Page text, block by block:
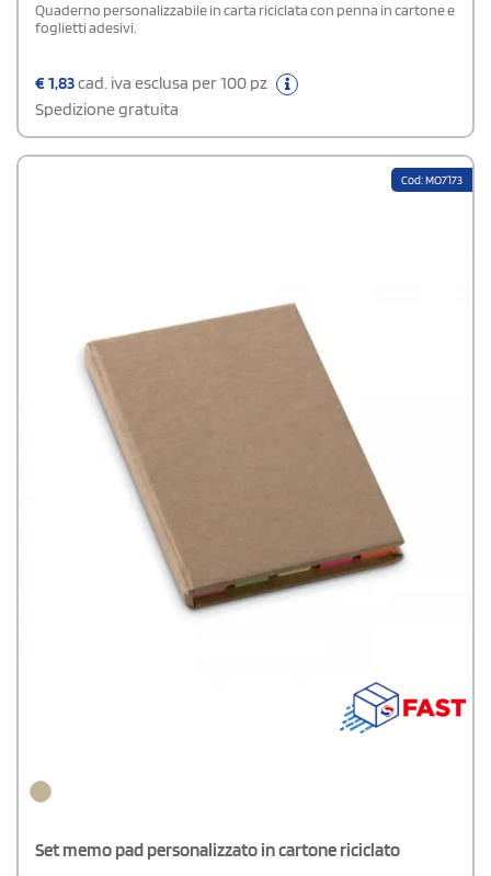
Quaderno personalizzabile in carta riciclata con penna in cartone e
foglietti adesivi.
€1,83cad. iva esclusa per 100 pz
Spedizione gratuita
Cod: MO7173
Set memo pad personalizzato in cartone riciclato